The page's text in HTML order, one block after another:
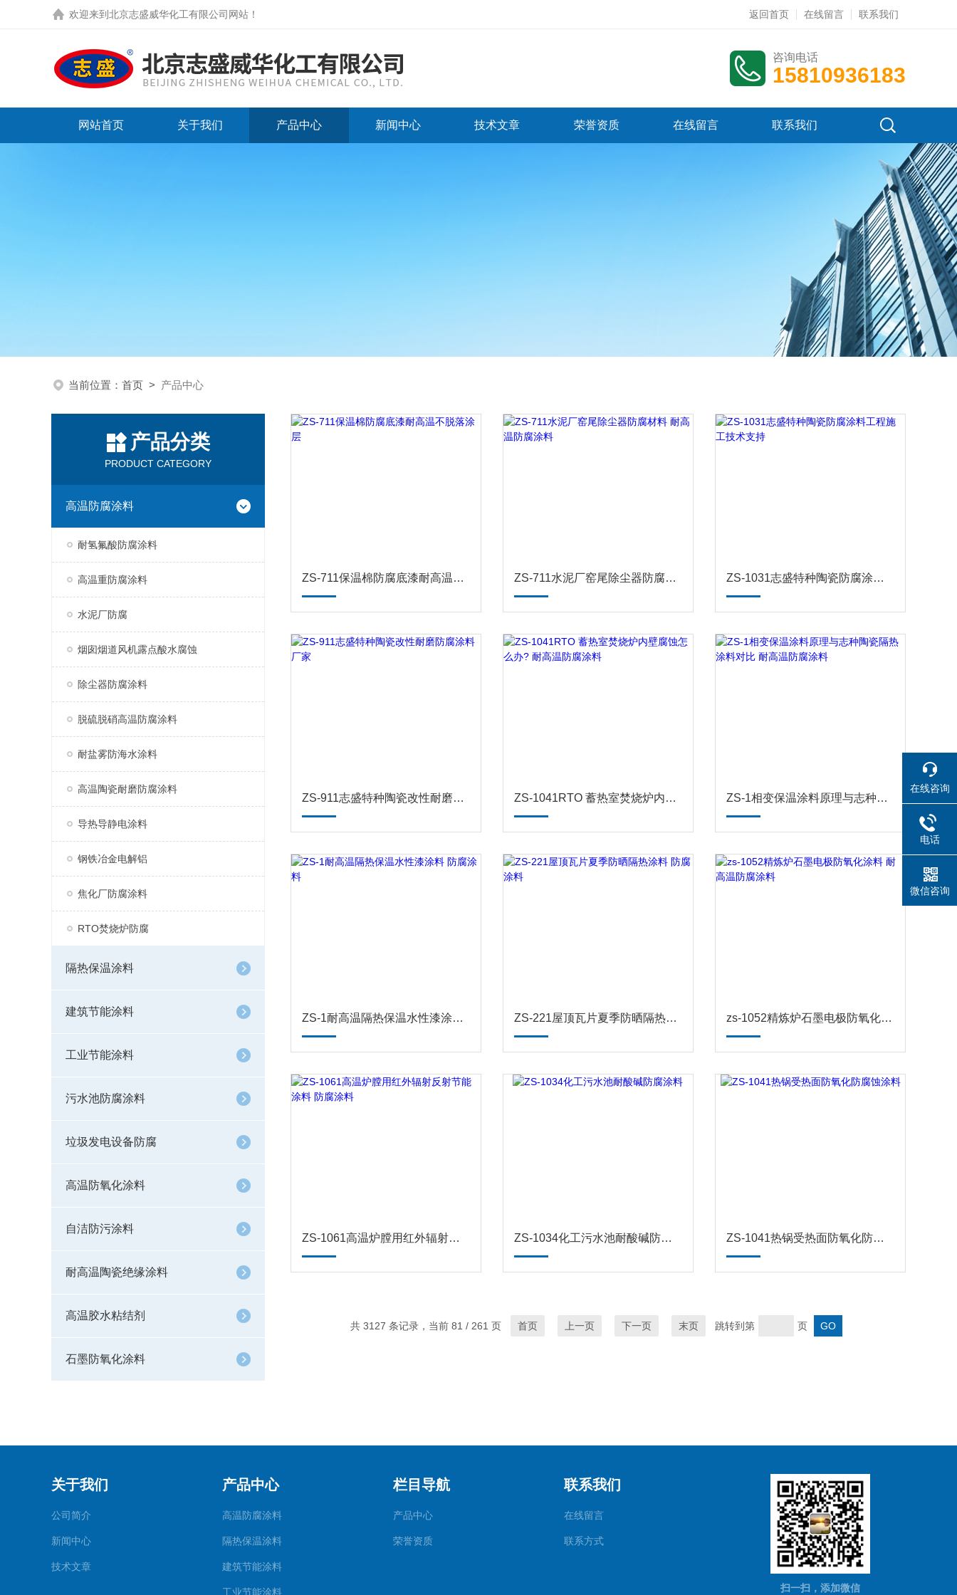
欢迎来到 北京志盛威华化工有限公司网站 ！ 返回首页 在线留言 联系我们
咨询电话
15810936183
网站首页 关于我们 产品中心 新闻中心 技术文章 荣誉资质 在线留言 联系我们
当前位置： 首页 > 产品中心
产品分类
PRODUCT CATEGORY
高温防腐涂料
耐氢氟酸防腐涂料
高温重防腐涂料
水泥厂防腐
烟囱烟道风机露点酸水腐蚀
除尘器防腐涂料
脱硫脱硝高温防腐涂料
耐盐雾防海水涂料
高温陶瓷耐磨防腐涂料
导热导静电涂料
钢铁冶金电解铝
焦化厂防腐涂料
RTO焚烧炉防腐
隔热保温涂料
建筑节能涂料
工业节能涂料
污水池防腐涂料
垃圾发电设备防腐
高温防氧化涂料
自洁防污涂料
耐高温陶瓷绝缘涂料
高温胶水粘结剂
石墨防氧化涂料
ZS-711保温棉防腐底漆耐高温不脱落涂层 ZS-711水泥厂窑尾除尘器防腐材料 耐高温防腐涂料 ZS-1031志盛特种陶瓷防腐涂料工程施工技术支持
ZS-911志盛特种陶瓷改性耐磨防腐涂料厂家 ZS-1041RTO 蓄热室焚烧炉内壁腐蚀怎么办? 耐高温防腐涂料 ZS-1相变保温涂料原理与志种陶瓷隔热涂料对比 耐高温防腐涂料
ZS-1耐高温隔热保温水性漆涂料 防腐涂料 ZS-221屋顶瓦片夏季防晒隔热涂料 防腐涂料 zs-1052精炼炉石墨电极防氧化涂料 耐高温防腐涂料
ZS-1061高温炉膛用红外辐射反射节能涂料 防腐涂料 ZS-1034化工污水池耐酸碱防腐涂料 ZS-1041热锅受热面防氧化防腐蚀涂料
共 3127 条记录，当前 81 / 261 页 首页 上一页 下一页 末页 跳转到第 页
关于我们
公司简介
新闻中心
技术文章
产品中心
高温防腐涂料
隔热保温涂料
建筑节能涂料
工业节能涂料
栏目导航
产品中心
荣誉资质
联系我们
在线留言
联系方式
扫一扫，添加微信
在线咨询
电话
微信咨询